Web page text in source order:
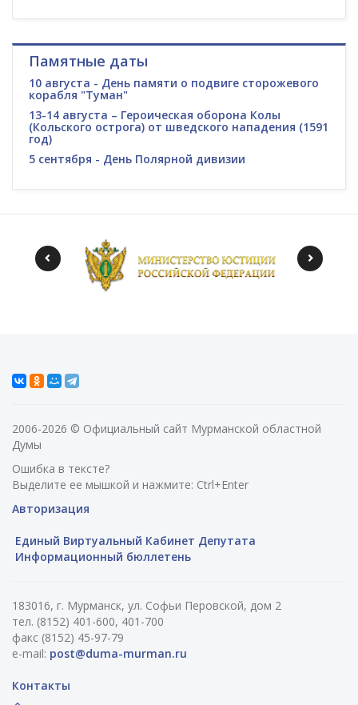
Памятные даты
10 августа - День памяти о подвиге сторожевого
корабля "Туман"
13-14 августа – Героическая оборона Колы
(Кольского острога) от шведского нападения (1591
год)
5 сентября - День Полярной дивизии
2006-2026 © Официальный сайт Мурманской областной
Думы
Ошибка в тексте?
Выделите ее мышкой и нажмите: Ctrl+Enter
Авторизация
Единый Виртуальный Кабинет Депутата
Информационный бюллетень
183016, г. Мурманск, ул. Софьи Перовской, дом 2
тел. (8152) 401-600, 401-700
факс (8152) 45-97-79
e-mail: post@duma-murman.ru
Контакты